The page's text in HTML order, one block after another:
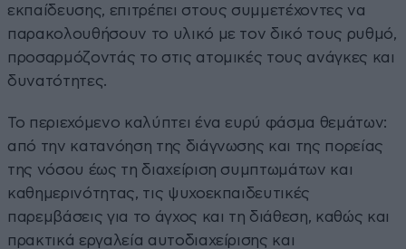
εκπαίδευσης, επιτρέπει στους συμμετέχοντες να
παρακολουθήσουν το υλικό με τον δικό τους ρυθμό,
προσαρμόζοντάς το στις ατομικές τους ανάγκες και
δυνατότητες.
Το περιεχόμενο καλύπτει ένα ευρύ φάσμα θεμάτων:
από την κατανόηση της διάγνωσης και της πορείας
της νόσου έως τη διαχείριση συμπτωμάτων και
καθημερινότητας, τις ψυχοεκπαιδευτικές
παρεμβάσεις για το άγχος και τη διάθεση, καθώς και
πρακτικά εργαλεία αυτοδιαχείρισης και